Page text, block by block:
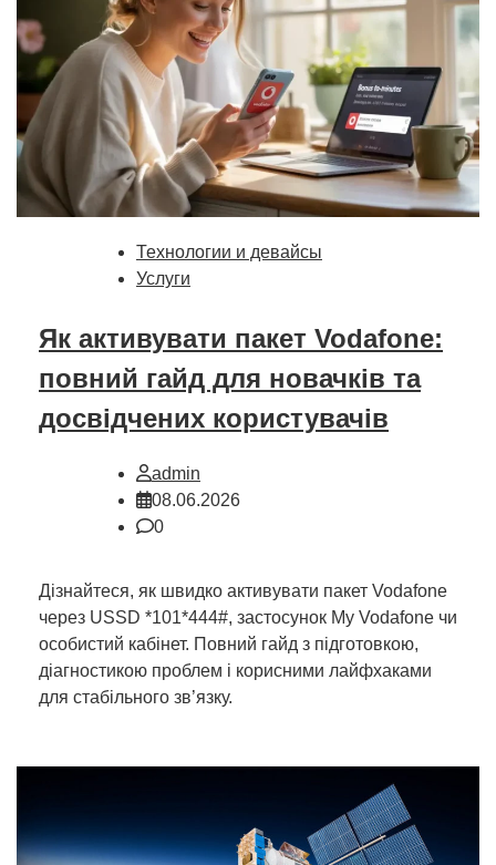
Технологии и девайсы
Услуги
Як активувати пакет Vodafone:
повний гайд для новачків та
досвідчених користувачів
admin
08.06.2026
0
Дізнайтеся, як швидко активувати пакет Vodafone
через USSD *101*444#, застосунок My Vodafone чи
особистий кабінет. Повний гайд з підготовкою,
діагностикою проблем і корисними лайфхаками
для стабільного зв’язку.